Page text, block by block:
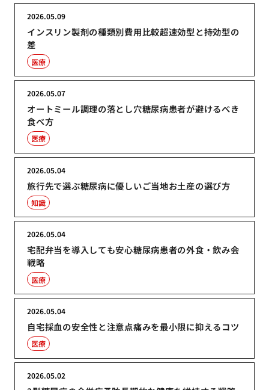
インスリン製剤の種類別費用比較超速効型と持効型の
差
2026.05.09
医療
オートミール調理の落とし穴糖尿病患者が避けるべき
食べ方
2026.05.07
医療
旅行先で選ぶ糖尿病に優しいご当地お土産の選び方
2026.05.04
知識
宅配弁当を導入しても安心糖尿病患者の外食・飲み会
戦略
2026.05.04
医療
自宅採血の安全性と注意点痛みを最小限に抑えるコツ
2026.05.04
医療
2026.05.02